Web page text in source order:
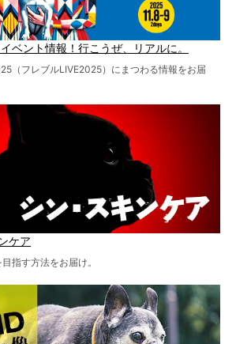
ベント情報！行こうぜ、リアルに。
（フレブルLIVE2025）にまつわる情報をお届
ケア
指す方法をお届け。